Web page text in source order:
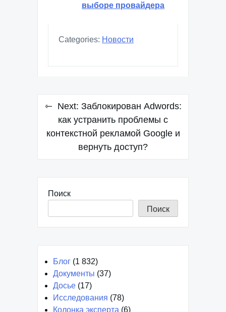
выборе провайдера
Categories: Новости
Навигация
записям
Next: Заблокирован Adwords:
как устранить проблемы с
контекстной рекламой Google и
вернуть доступ?
Поиск
Поиск
Блог (1 832)
Документы (37)
Досье (17)
Исследования (78)
Колонка эксперта (6)